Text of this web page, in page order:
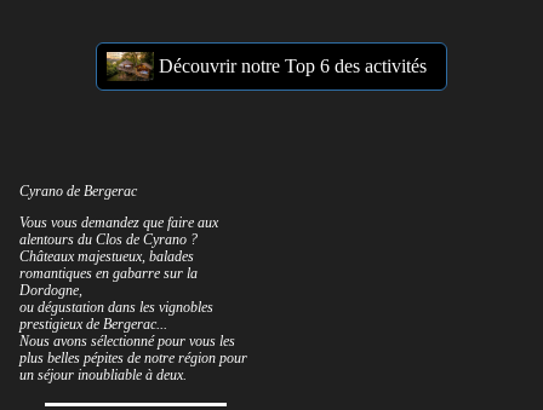
Découvrir notre Top 6 des activités
Cyrano de Bergerac
Vous vous demandez que faire aux
alentours du Clos de Cyrano ?
Châteaux majestueux, balades
romantiques en gabarre sur la
Dordogne,
ou dégustation dans les vignobles
prestigieux de Bergerac...
Nous avons sélectionné pour vous les
plus belles pépites de notre région pour
un séjour inoubliable à deux.